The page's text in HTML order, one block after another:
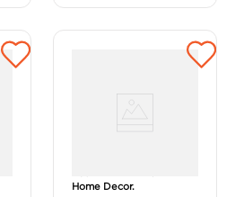
Home Decor.